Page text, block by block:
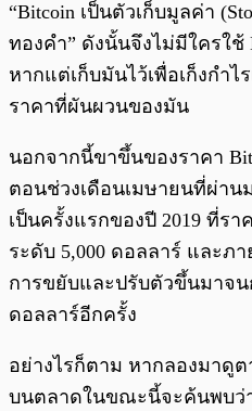
“Bitcoin เป็นตัวเก็บมูลค่า
ทองคำ” ดังนั้นจึงไม่มีใครใช้
หากแต่เก็บมันไว้เพื่อเก็งกำไ
ราคาที่ผันผวนของมัน
นอกจากนี้ขาขึ้นของราคา
ตอนช่วงเดือนเมษายนที่ผ่า
เป็นครั้งแรกของปี 2019 ที่ร
ระดับ 5,000 ดอลลาร์ และภ
การขยับและปรับตัวขึ้นมาจน
ดอลลาร์อีกครั้ง
อย่างไรก็ตาม หากลองมาดู
บนตลาดในขณะนี้จะค้นพบว่